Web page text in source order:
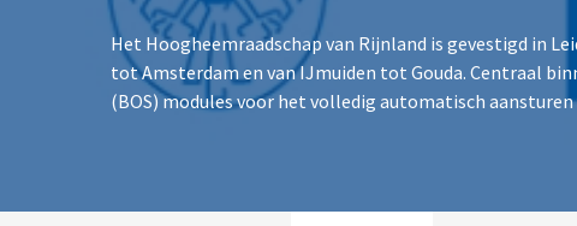
Het Hoogheemraadschap van Rijnland is gevestigd in
tot Amsterdam en van IJmuiden tot Gouda. Centraal
(BOS) modules voor het volledig automatisch